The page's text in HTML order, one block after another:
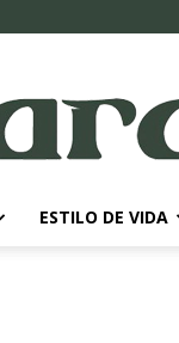
ESTILO DE VIDA